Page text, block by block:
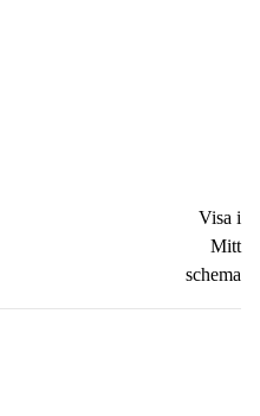
Visa i
Mitt
schema